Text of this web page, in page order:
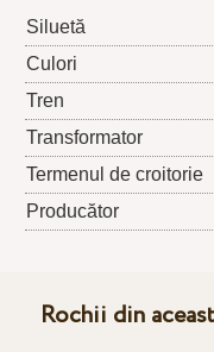
Siluetă
Culori
Tren
Transformator
Termenul de croitorie
Producător
Rochii din